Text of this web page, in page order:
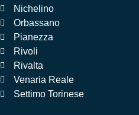
Nichelino
Orbassano
Pianezza
Rivoli
Rivalta
Venaria Reale
Settimo Torinese